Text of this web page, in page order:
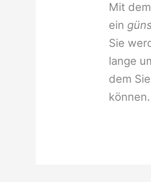
Mit
ein
Sie
lange
dem
können.